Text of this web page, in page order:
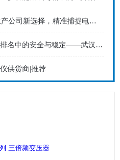
2025局部放电测试仪生产公司新选择，精准捕捉电力隐患信号
工频耐压试验装置设备排名中的安全与稳定——武汉特高压
供货商|推荐